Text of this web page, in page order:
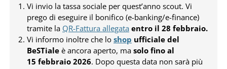
Vi invio la tassa sociale per quest’anno scout. Vi
prego di eseguire il bonifico (e-banking/e-finance)
tramite la QR-Fattura allegata entro il 28 febbraio.
Vi informo inoltre che lo shop ufficiale del
BeSTiale è ancora aperto, ma solo fino al
15 febbraio 2026. Dopo questa data non sarà più